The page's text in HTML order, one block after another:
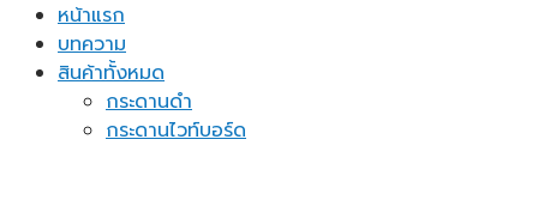
หน้าแรก
บทความ
สินค้าทั้งหมด
กระดานดำ
กระดานไวท์บอร์ด